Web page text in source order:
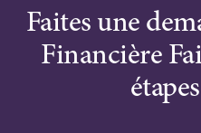
Faites une
Financière